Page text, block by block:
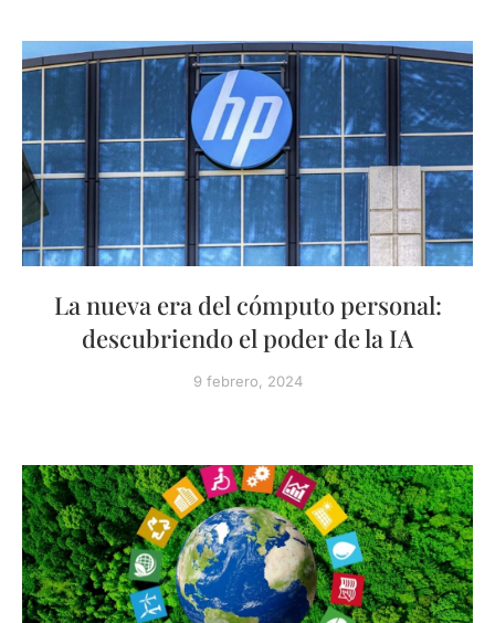
La nueva era del cómputo personal:
descubriendo el poder de la IA
9 febrero, 2024